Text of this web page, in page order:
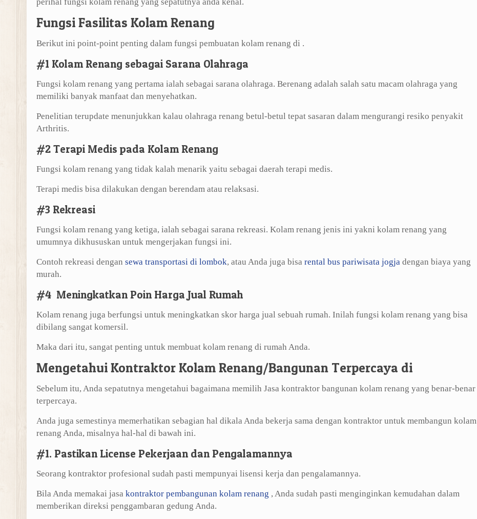
Fungsi Fasilitas Kolam Renang
Berikut ini point-point penting dalam fungsi pembuatan kolam renang di .
#1 Kolam Renang sebagai Sarana Olahraga
Fungsi kolam renang yang pertama ialah sebagai sarana olahraga. Berenang adalah salah satu macam olahraga yang
memiliki banyak manfaat dan menyehatkan.
Penelitian terupdate menunjukkan kalau olahraga renang betul-betul tepat sasaran dalam mengurangi resiko penyakit
Arthritis.
#2 Terapi Medis pada Kolam Renang
Fungsi kolam renang yang tidak kalah menarik yaitu sebagai daerah terapi medis.
Terapi medis bisa dilakukan dengan berendam atau relaksasi.
#3 Rekreasi
Fungsi kolam renang yang ketiga, ialah sebagai sarana rekreasi. Kolam renang jenis ini yakni kolam renang yang
umumnya dikhususkan untuk mengerjakan fungsi ini.
Contoh rekreasi dengan sewa transportasi di lombok, atau Anda juga bisa rental bus pariwisata jogjadengan biaya yang
murah.
#4 Meningkatkan Poin Harga Jual Rumah
Kolam renang juga berfungsi untuk meningkatkan skor harga jual sebuah rumah. Inilah fungsi kolam renang yang bisa
dibilang sangat komersil.
Maka dari itu, sangat penting untuk membuat kolam renang di rumah Anda.
Mengetahui Kontraktor Kolam Renang/Bangunan Terpercaya di
Sebelum itu, Anda sepatutnya mengetahui bagaimana memilih Jasa kontraktor bangunan kolam renang yang benar-benar
terpercaya.
Anda juga semestinya memerhatikan sebagian hal dikala Anda bekerja sama dengan kontraktor untuk membangun kolam
renang Anda, misalnya hal-hal di bawah ini.
#1. Pastikan License Pekerjaan dan Pengalamannya
Seorang kontraktor profesional sudah pasti mempunyai lisensi kerja dan pengalamannya.
Bila Anda memakai jasa kontraktor pembangunan kolam renang , Anda sudah pasti menginginkan kemudahan dalam
memberikan direksi penggambaran gedung Anda.